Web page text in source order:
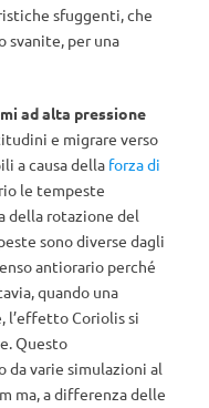
sfuggenti, che
svanite, per una
ad alta pressione
e migrare verso
a causa della forza di
le tempeste
della rotazione del
sono diverse dagli
antiorario perché
quando una
l’effetto Coriolis si
Questo
varie simulazioni al
ma, a differenza delle